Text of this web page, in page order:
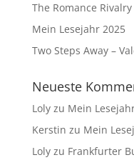
The Romance Rivalry
Mein Lesejahr 2025
Two Steps Away –
Neueste
Lolyzu Mein
Kerstin zu Mein
Lolyzu Frankfurter